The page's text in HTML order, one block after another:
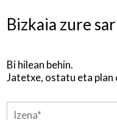
Bizkaia zure
Bi hilean behin.
Jatetxe, ostatu eta plan